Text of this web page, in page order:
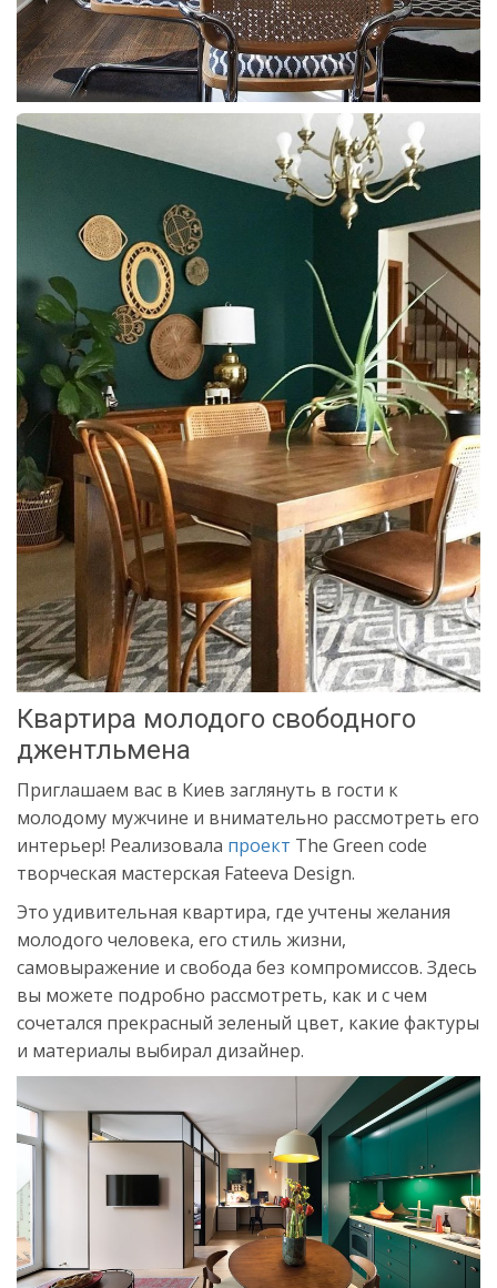
Квартира молодого свободного
джентльмена
Приглашаем вас в Киев заглянуть в гости к
молодому мужчине и внимательно рассмотреть его
интерьер! Реализовала проект The Green code
творческая мастерская Fateeva Design.
Это удивительная квартира, где учтены желания
молодого человека, его стиль жизни,
самовыражение и свобода без компромиссов. Здесь
вы можете подробно рассмотреть, как и с чем
сочетался прекрасный зеленый цвет, какие фактуры
и материалы выбирал дизайнер.